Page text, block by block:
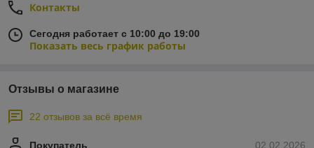
Контакты
Сегодня работает с 10:00 до 19:00
Показать весь график работы
Отзывы о магазине
22 отзывов за всё время
02.02.2026
Покупатель